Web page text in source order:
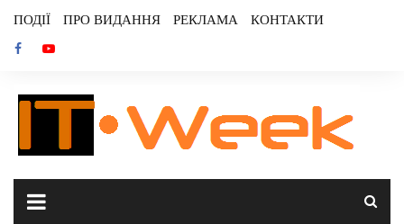
content
ПОДІЇ ПРО ВИДАННЯ РЕКЛАМА КОНТАКТИ